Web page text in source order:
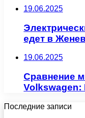
19.06.2025
едет в
19.06.2025
Сравнение
Volkswagen:
Последние записи